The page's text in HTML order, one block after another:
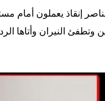
إنقاذ يعملون أمام
النيران وأتاها الرد